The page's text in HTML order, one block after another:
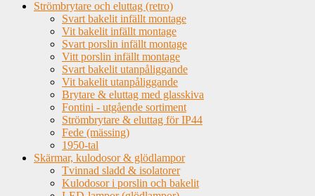
Strömbrytare och eluttag (retro)
Svart bakelit infällt montage
Vit bakelit infällt montage
Svart porslin infällt montage
Vitt porslin infällt montage
Svart bakelit utanpåliggande
Vit bakelit utanpåliggande
Brytare & eluttag med glasskiva
Fontini - utgående sortiment
Strömbrytare & eluttag för IP44
Fede (mässing)
1950-tal
Skärmar, kulodosor & glödlampor
Tvinnad sladd & isolatorer
Kulodosor i porslin och bakelit